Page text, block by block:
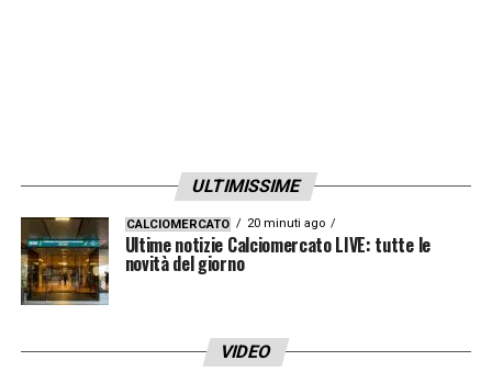
LA PLAYLIST DELLE NOSTRE TOP NEWS
ULTIMISSIME
CALCIOMERCATO 20 minuti ago
Ultime notizie Calciomercato LIVE: tutte le
novità del giorno
VIDEO